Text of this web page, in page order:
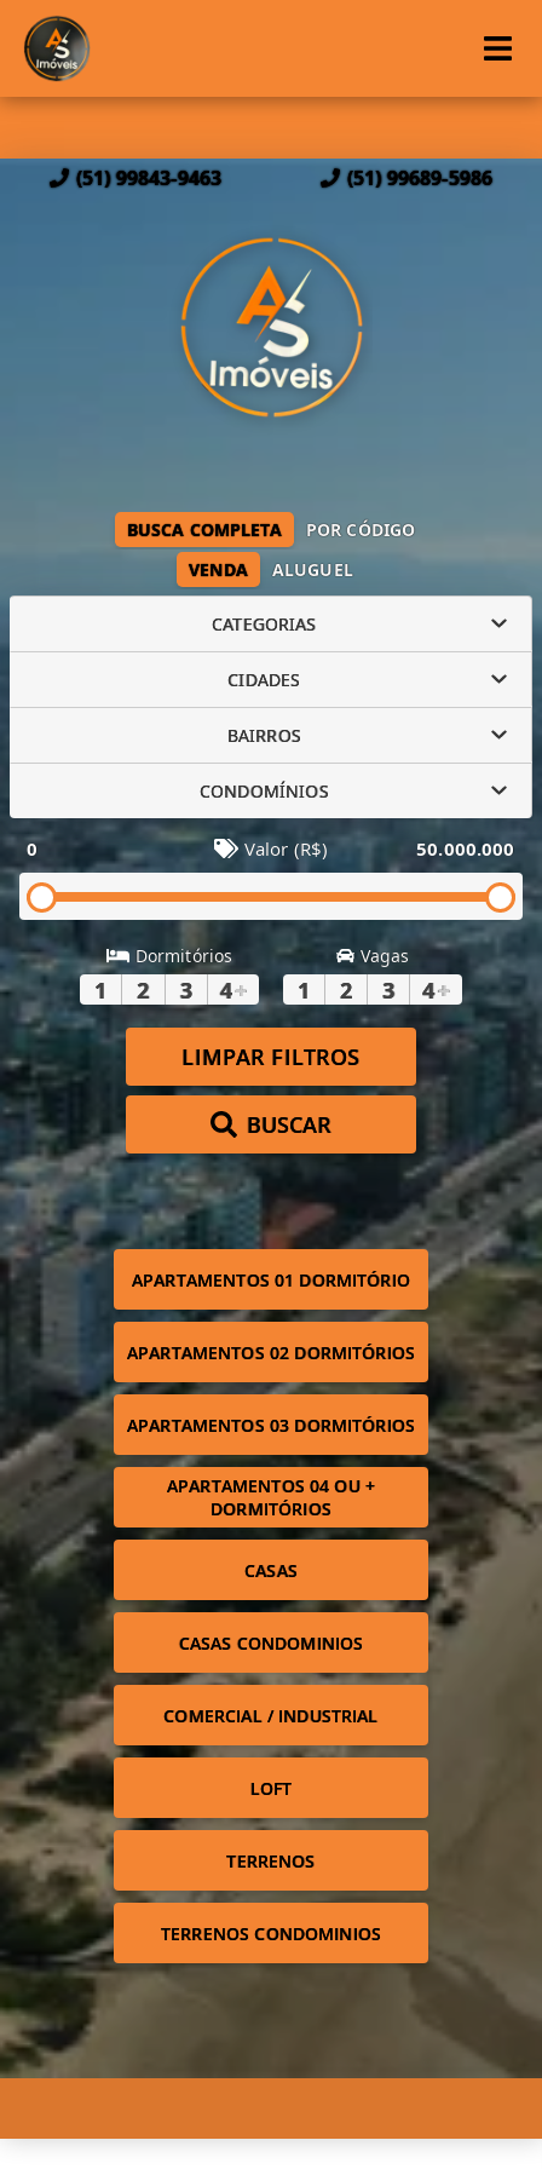
(51) 99843-9463 (51) 99689-5986
VENDA ALUGUEL
BUSCA COMPLETA POR CÓDIGO
CATEGORIAS
CIDADES
BAIRROS
CONDOMÍNIOS
0 Valor (R$) 50.000.000
Dormitórios
1 2 3 4+
Vagas
1 2 3 4+
LIMPAR FILTROS
BUSCAR
APARTAMENTOS 01 DORMITÓRIO
APARTAMENTOS 02 DORMITÓRIOS
APARTAMENTOS 03 DORMITÓRIOS
APARTAMENTOS 04 OU +
DORMITÓRIOS
CASAS
CASAS CONDOMINIOS
COMERCIAL / INDUSTRIAL
LOFT
TERRENOS
TERRENOS CONDOMINIOS